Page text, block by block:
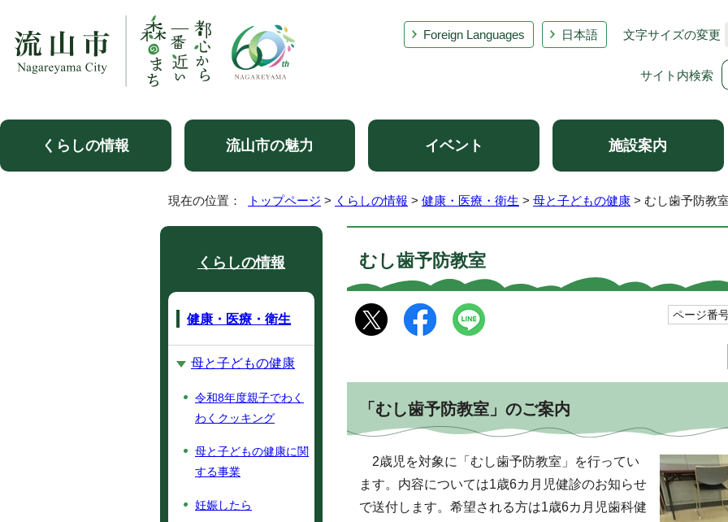
Foreign Languages 日本語 文字サイズの変更
サイト内検索
くらしの情報 流山市の魅力 イベント 施設案内
現在の位置： トップページ > くらしの情報 > 健康・医療・衛生 > 母と子どもの健康 > むし歯予防教
むし歯予防教室
ページ番
「むし歯予防教室」のご案内
2歳児を対象に「むし歯予防教室」を行ってい
ます。内容については1歳6カ月児健診のお知らせ
で送付します。希望される方は1歳6カ月児歯科健
くらしの情報
健康・医療・衛生
母と子どもの健康
令和8年度親子でわく
わくクッキング
母と子どもの健康に関
する事業
妊娠したら